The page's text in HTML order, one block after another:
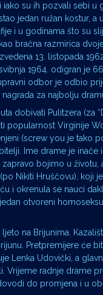
su ih pozvali sebi
jedan ružan kostur,
i u godinama što su
bračna razmirica
13. listopada
1964. odigran je
odbor je odbio
za najbolju
dobivati Pulitzera (za
popularnost Virginije
(screw you je tako
Ime drame je inače
bojimo u
Nikiti Hruščovu), koji
i okrenula se nauci
otvoreni
na Brijunima.
Pretpremijere će
Lenka Udovički, a
Vrijeme radnje drame
do promjena i u